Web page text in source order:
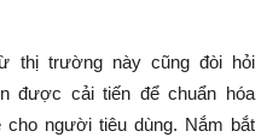
thị trường này cũng đòi hỏi
được cải tiến để chuẩn hóa
người tiêu dùng. Nắm bắt